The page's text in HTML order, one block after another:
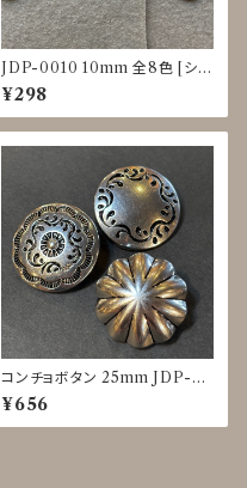
JDP-0010 10mm 全8色 [シェ
ル調][裏足ボタン][ブラウス]
¥298
コンチョボタン 25mm JDP-00
16
¥656